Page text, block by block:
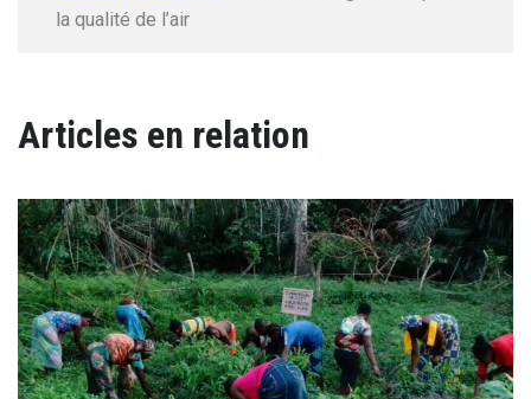
la qualité de l’air
Articles en relation